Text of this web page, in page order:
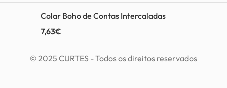
Colar Boho de Contas Intercaladas
7,63€
© 2025 CURTES - Todos os direitos reservados